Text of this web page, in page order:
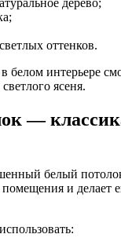
дерево;
оттенков.
белом интерьере
ясеня.
—
белый
и делает